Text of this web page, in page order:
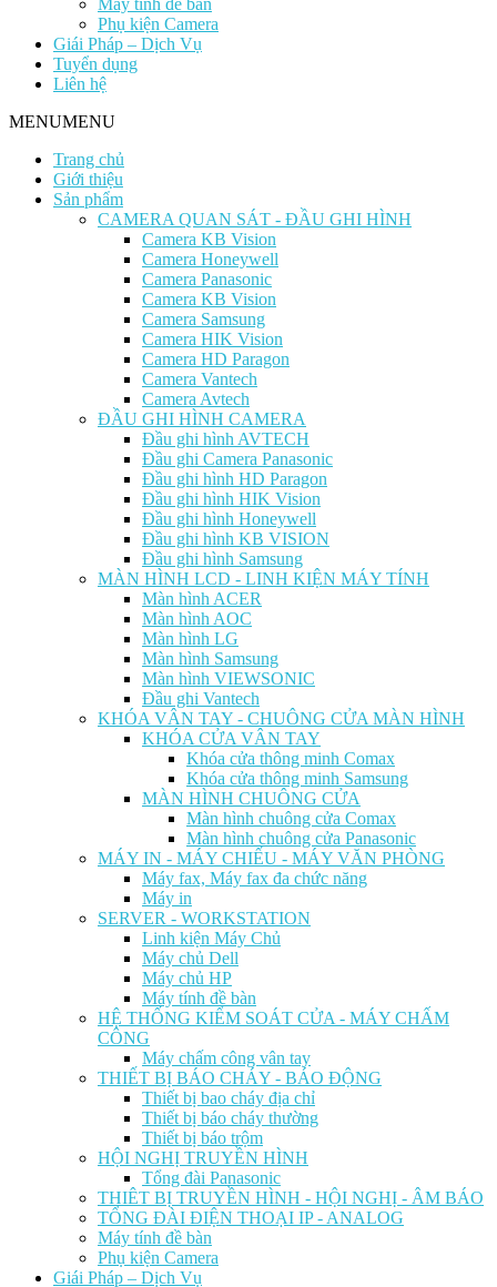
Máy tính đề bàn
Phụ kiện Camera
Giái Pháp – Dịch Vụ
Tuyển dụng
Liên hệ
MENUMENU
Trang chủ
Giới thiệu
Sản phẩm
CAMERA QUAN SÁT - ĐẦU GHI HÌNH
Camera KB Vision
Camera Honeywell
Camera Panasonic
Camera KB Vision
Camera Samsung
Camera HIK Vision
Camera HD Paragon
Camera Vantech
Camera Avtech
ĐẦU GHI HÌNH CAMERA
Đầu ghi hình AVTECH
Đầu ghi Camera Panasonic
Đầu ghi hình HD Paragon
Đầu ghi hình HIK Vision
Đầu ghi hình Honeywell
Đầu ghi hình KB VISION
Đầu ghi hình Samsung
MÀN HÌNH LCD - LINH KIỆN MÁY TÍNH
Màn hình ACER
Màn hình AOC
Màn hình LG
Màn hình Samsung
Màn hình VIEWSONIC
Đầu ghi Vantech
KHÓA VÂN TAY - CHUÔNG CỬA MÀN HÌNH
KHÓA CỬA VÂN TAY
Khóa cửa thông minh Comax
Khóa cửa thông minh Samsung
MÀN HÌNH CHUÔNG CỬA
Màn hình chuông cửa Comax
Màn hình chuông cửa Panasonic
MÁY IN - MÁY CHIẾU - MÁY VĂN PHÒNG
Máy fax, Máy fax đa chức năng
Máy in
SERVER - WORKSTATION
Linh kiện Máy Chủ
Máy chủ Dell
Máy chủ HP
Máy tính đề bàn
HỆ THỐNG KIỂM SOÁT CỬA - MÁY CHẤM
CÔNG
Máy chấm công vân tay
THIẾT BỊ BÁO CHÁY - BÁO ĐỘNG
Thiết bị bao cháy địa chỉ
Thiết bị báo cháy thường
Thiết bị báo trộm
HỘI NGHỊ TRUYỀN HÌNH
Tổng đài Panasonic
THIÊT BỊ TRUYỀN HÌNH - HỘI NGHỊ - ÂM BÁO
TỔNG ĐÀI ĐIỆN THOẠI IP - ANALOG
Máy tính đề bàn
Phụ kiện Camera
Giái Pháp – Dịch Vụ